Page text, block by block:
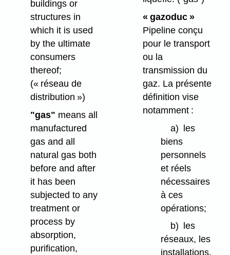
buildings or
structures in
which it is used
by the ultimate
consumers
thereof;
(« réseau de
distribution »)
"gas" means all
manufactured
gas and all
natural gas both
before and after
it has been
subjected to any
treatment or
process by
absorption,
purification,
« gazoduc »
Pipeline conçu
pour le transport
ou la
transmission du
gaz. La présente
définition vise
notamment :
a) les
biens
personnels
et réels
nécessaires
à ces
opérations;
b)
les
réseaux, les
installations,